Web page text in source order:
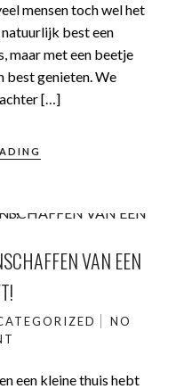
mensen toch wel het
best een
maar met een beetje
best genieten. We
[…]
VAN EEN
NO
een kleine thuis hebt